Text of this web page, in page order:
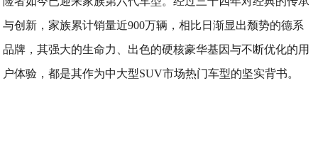
与创新，家族累计销量近900万辆，相比日渐显出颓势的德系
品牌，其强大的生命力、出色的硬核豪华基因与不断优化的用
户体验，都是其作为中大型SUV市场热门车型的坚实背书。